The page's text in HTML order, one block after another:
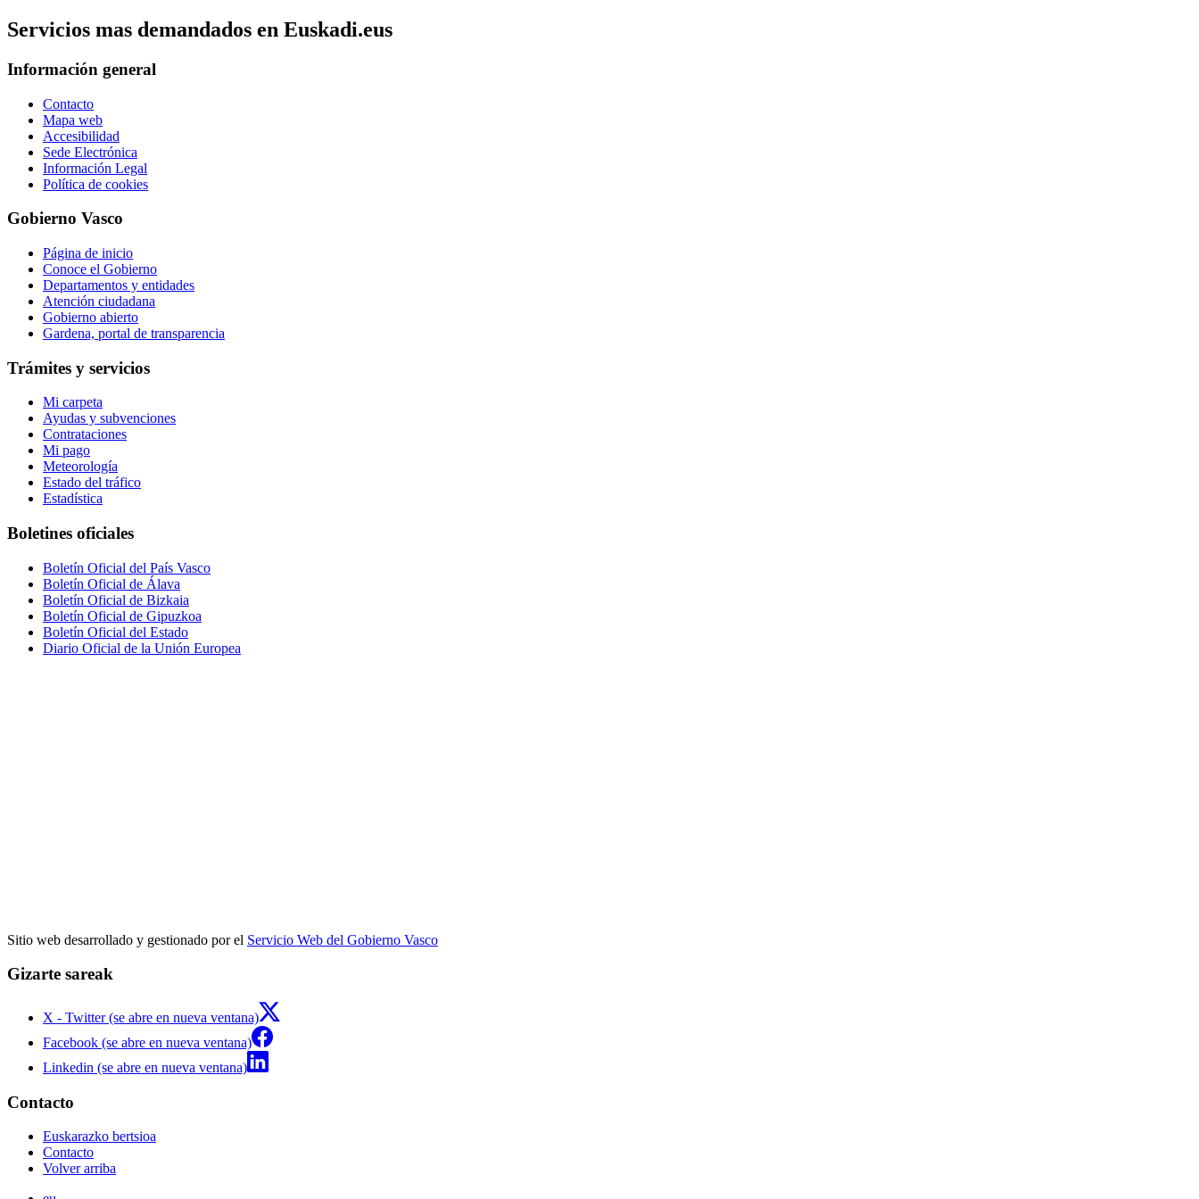
Servicios mas demandados en Euskadi.eus
Información general
Contacto
Mapa web
Accesibilidad
Sede Electrónica
Información Legal
Política de cookies
Gobierno Vasco
Página de inicio
Conoce el Gobierno
Departamentos y entidades
Atención ciudadana
Gobierno abierto
Gardena, portal de transparencia
Trámites y servicios
Mi carpeta
Ayudas y subvenciones
Contrataciones
Mi pago
Meteorología
Estado del tráfico
Estadística
Boletines oficiales
Boletín Oficial del País Vasco
Boletín Oficial de Álava
Boletín Oficial de Bizkaia
Boletín Oficial de Gipuzkoa
Boletín Oficial del Estado
Diario Oficial de la Unión Europea
Sitio web desarrollado y gestionado por el Servicio Web del Gobierno Vasco
Gizarte sareak
X - Twitter (se abre en nueva ventana)
Facebook (se abre en nueva ventana)
Linkedin (se abre en nueva ventana)
Contacto
Euskarazko bertsioa
Contacto
Volver arriba